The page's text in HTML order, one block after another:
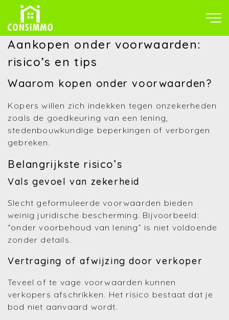
Aankopen onder voorwaarden:
risico’s en tips
Waarom kopen onder voorwaarden?
Kopers willen zich indekken tegen onzekerheden
zoals de goedkeuring van een lening,
stedenbouwkundige beperkingen of verborgen
gebreken.
Belangrijkste risico’s
Vals gevoel van zekerheid
Slecht geformuleerde voorwaarden bieden
weinig juridische bescherming. Bijvoorbeeld:
“onder voorbehoud van lening” is niet voldoende
zonder details.
Vertraging of afwijzing door verkoper
Teveel of te vage voorwaarden kunnen
verkopers afschrikken. Het risico bestaat dat je
bod niet aanvaard wordt.